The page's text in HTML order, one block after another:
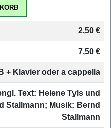
2,50 €
7,50 €
+ Klavier oder a cappella
Text: Helene Tyls und
Stallmann; Musik: Bernd
Stallmann